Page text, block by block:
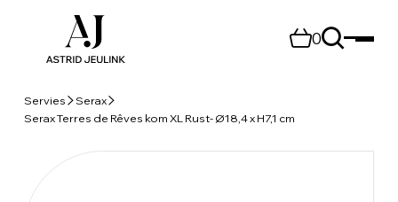
0
Servies
Serax
Serax Terres de Rêves kom XL Rust- Ø18,4 x H7,1 cm